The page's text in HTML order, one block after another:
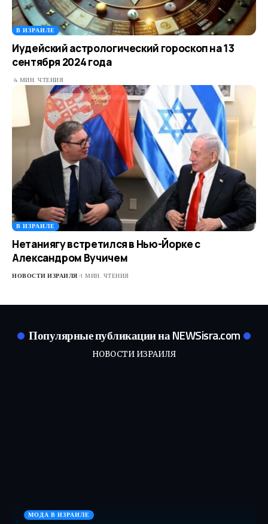
В ИЗРАИЛЕ
Иудейский астрологический гороскоп на 13
сентября 2024 года
4 МИН. ЧТЕНИЯ
В ИЗРАИЛЕ
Нетаниягу встретился в Нью-Йорке с
Александром Вучичем
НОВОСТИ ИЗРАИЛЯ 1 МИН. ЧТЕНИЯ
Популярные публикации на NEWSisra.com
НОВОСТИ ИЗРАИЛЯ
МОДА В ИЗРАИЛЕ